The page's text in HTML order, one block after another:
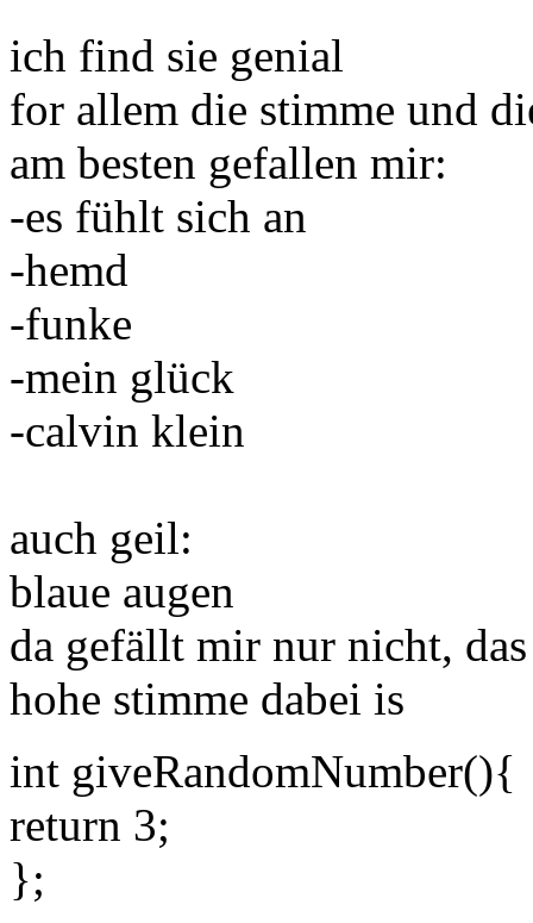
ich find sie genial
for allem die stimme und
am besten gefallen mir:
-es fühlt sich an
-hemd
-funke
-mein glück
-calvin klein
auch geil:
blaue augen
da gefällt mir nur nicht,
hohe stimme dabei is
int giveRandomNumber(){
return 3;
};